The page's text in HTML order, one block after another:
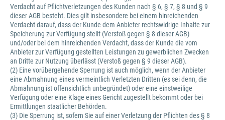
Verdacht auf Pflichtverletzungen des Kunden nach § 6, § 7, § 8 und § 9
dieser AGB besteht. Dies gilt insbesondere bei einem hinreichenden
Verdacht darauf, dass der Kunde dem Anbieter rechtswidrige Inhalte zur
Speicherung zur Verfügung stellt (Verstoß gegen § 8 dieser AGB)
und/oder bei dem hinreichenden Verdacht, dass der Kunde die vom
Anbieter zur Verfügung gestellten Leistungen zu gewerblichen Zwecken
an Dritte zur Nutzung überlässt (Verstoß gegen § 9 dieser AGB).
(2) Eine vorübergehende Sperrung ist auch möglich, wenn der Anbieter
eine Abmahnung eines vermeintlich Verletzten Dritten (es sei denn, die
Abmahnung ist offensichtlich unbegründet) oder eine einstweilige
Verfügung oder eine Klage eines Gericht zugestellt bekommt oder bei
Ermittlungen staatlicher Behörden.
(3) Die Sperrung ist, sofern Sie auf einer Verletzung der Pflichten des § 8